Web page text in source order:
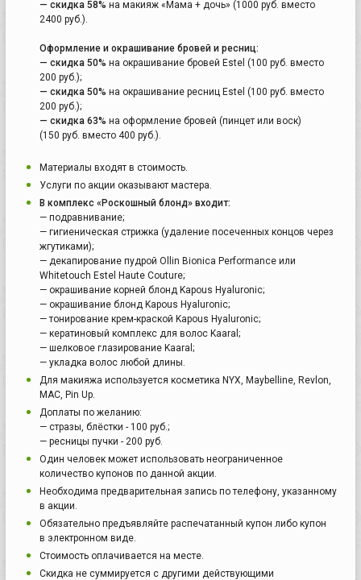
— скидка 58% на макияж «Мама + дочь» (1000 руб. вместо
2400 руб.).
Оформление и окрашивание бровей и ресниц:
— скидка 50% на окрашивание бровей Estel (100 руб. вместо
200 руб.);
— скидка 50% на окрашивание ресниц Estel (100 руб. вместо
200 руб.);
— скидка 63% на оформление бровей (пинцет или воск)
(150 руб. вместо 400 руб.).
Материалы входят в стоимость.
Услуги по акции оказывают мастера.
В комплекс «Роскошный блонд» входит:
— подравнивание;
— гигиеническая стрижка (удаление посеченных концов через
жгутиками);
— декапирование пудрой Ollin Bionica Performance или
Whitetouch Estel Haute Couture;
— окрашивание корней блонд Kapous Hyaluronic;
— окрашивание блонд Kapous Hyaluronic;
— тонирование крем-краской Kapous Hyaluronic;
— кератиновый комплекс для волос Kaaral;
— шелковое глазирование Kaaral;
— укладка волос любой длины.
Для макияжа используется косметика NYX, Maybelline, Revlon,
MAC, Pin Up.
Доплаты по желанию:
— стразы, блёстки - 100 руб.;
— ресницы пучки - 200 руб.
Один человек может использовать неограниченное
количество купонов по данной акции.
Необходима предварительная запись по телефону, указанному
в акции.
Обязательно предъявляйте распечатанный купон либо купон
в электронном виде.
Стоимость оплачивается на месте.
Скидка не суммируется с другими действующими